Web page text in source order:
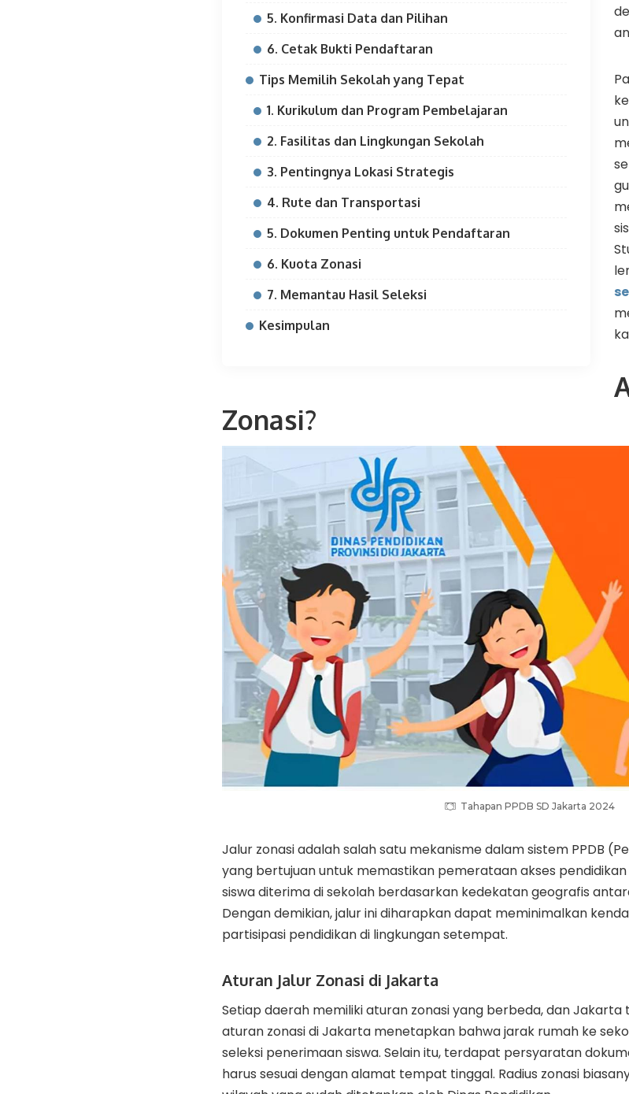
5. Konfirmasi Data dan Pilihan
6. Cetak Bukti Pendaftaran
Tips Memilih Sekolah yang Tepat
1. Kurikulum dan Program Pembelajaran
2. Fasilitas dan Lingkungan Sekolah
3. Pentingnya Lokasi Strategis
4. Rute dan Transportasi
5. Dokumen Penting untuk Pendaftaran
6. Kuota Zonasi
7. Memantau Hasil Seleksi
Kesimpulan
Zonasi?
Tahapan PPDB SD Jakarta 2024
Jalur zonasi adalah salah satu mekanisme dalam sistem PPDB
yang bertujuan untuk memastikan pemerataan akses pendidikan
siswa diterima di sekolah berdasarkan kedekatan geografis
Dengan demikian, jalur ini diharapkan dapat meminimalkan
partisipasi pendidikan di lingkungan setempat.
Aturan Jalur Zonasi di Jakarta
Setiap daerah memiliki aturan zonasi yang berbeda, dan Jakarta
aturan zonasi di Jakarta menetapkan bahwa jarak rumah ke
seleksi penerimaan siswa. Selain itu, terdapat persyaratan
harus sesuai dengan alamat tempat tinggal. Radius zonasi